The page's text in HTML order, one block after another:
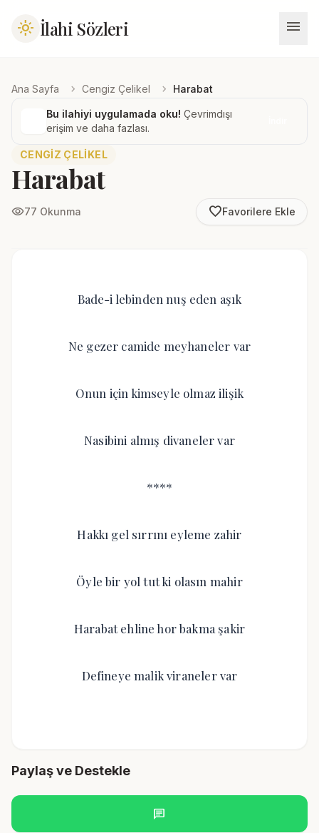
light_mode İlahi Sözleri menu
Ana Sayfa chevron_right Cengiz Çelikel chevron_right Harabat
Bu ilahiyi uygulamada oku! Çevrimdışı
erişim ve daha fazlası.
CENGIZ ÇELIKEL
Harabat
visibility77 Okunma favorite_borderFavorilere Ekle
Bade-i lebinden nuş eden aşık
Ne gezer camide meyhaneler var
Onun için kimseyle olmaz ilişik
Nasibini almış divaneler var
****
Hakkı gel sırrını eyleme zahir
Öyle bir yol tut ki olasın mahir
Harabat ehline hor bakma şakir
Defineye malik viraneler var
Paylaş ve Destekle
chat